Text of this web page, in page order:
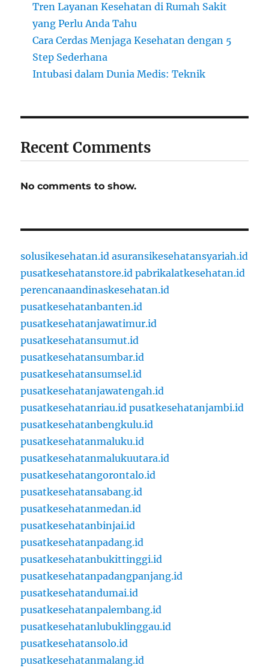
Tren Layanan Kesehatan di Rumah Sakit
yang Perlu Anda Tahu
Cara Cerdas Menjaga Kesehatan dengan 5
Step Sederhana
Intubasi dalam Dunia Medis: Teknik
Recent Comments
No comments to show.
solusikesehatan.id asuransikesehatansyariah.id
pusatkesehatanstore.id pabrikalatkesehatan.id
perencanaandinaskesehatan.id
pusatkesehatanbanten.id
pusatkesehatanjawatimur.id
pusatkesehatansumut.id
pusatkesehatansumbar.id
pusatkesehatansumsel.id
pusatkesehatanjawatengah.id
pusatkesehatanriau.id pusatkesehatanjambi.id
pusatkesehatanbengkulu.id
pusatkesehatanmaluku.id
pusatkesehatanmalukuutara.id
pusatkesehatangorontalo.id
pusatkesehatansabang.id
pusatkesehatanmedan.id
pusatkesehatanbinjai.id
pusatkesehatanpadang.id
pusatkesehatanbukittinggi.id
pusatkesehatanpadangpanjang.id
pusatkesehatandumai.id
pusatkesehatanpalembang.id
pusatkesehatanlubuklinggau.id
pusatkesehatansolo.id
pusatkesehatanmalang.id